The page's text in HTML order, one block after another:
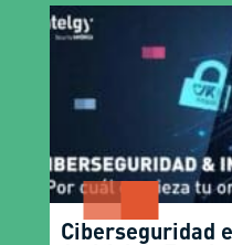
Ciberseguridad